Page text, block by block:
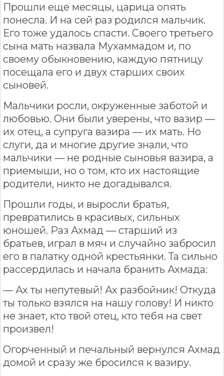
Прошли еще месяцы, царица опять
понесла. И на сей раз родился мальчик.
Его тоже удалось спасти. Своего третьего
сына мать назвала Мухаммадом и, по
своему обыкновению, каждую пятницу
посещала его и двух старших своих
сыновей.
Мальчики росли, окруженные заботой и
любовью. Они были уверены, что вазир —
их отец, а супруга вазира — их мать. Но
слуги, да и многие другие знали, что
мальчики — не родные сыновья вазира, а
приемыши, но о том, кто их настоящие
родители, никто не догадывался.
Прошли годы, и выросли братья,
превратились в красивых, сильных
юношей. Раз Ахмад — старший из
братьев, играл в мяч и случайно забросил
его в палатку одной крестьянки. Та сильно
рассердилась и начала бранить Ахмада:
— Ах ты непутевый! Ах разбойник! Откуда
ты только взялся на нашу голову! И никто
не знает, кто твой отец, кто тебя на свет
произвел!
Огорченный и печальный вернулся Ахмад
домой и сразу же бросился к вазиру.